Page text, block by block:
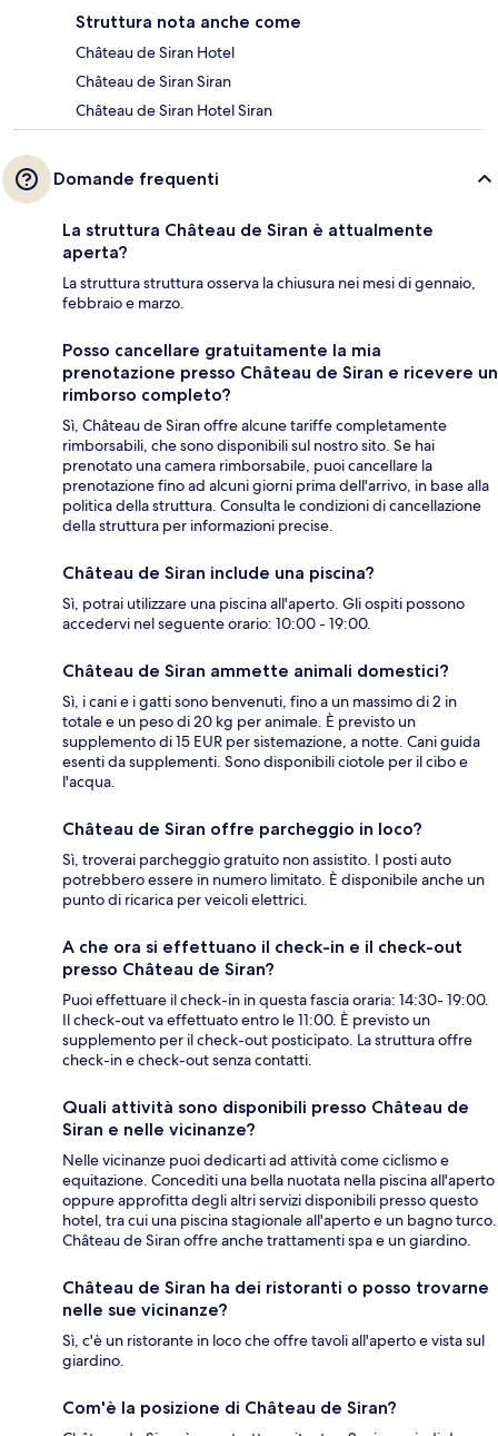
Struttura nota anche come
Château de Siran Hotel
Château de Siran Siran
Château de Siran Hotel Siran
Domande frequenti
La struttura Château de Siran è attualmente
aperta?
La struttura struttura osserva la chiusura nei mesi di gennaio,
febbraio e marzo.
Posso cancellare gratuitamente la mia
prenotazione presso Château de Siran e ricevere un
rimborso completo?
Sì, Château de Siran offre alcune tariffe completamente
rimborsabili, che sono disponibili sul nostro sito. Se hai
prenotato una camera rimborsabile, puoi cancellare la
prenotazione fino ad alcuni giorni prima dell'arrivo, in base alla
politica della struttura. Consulta le condizioni di cancellazione
della struttura per informazioni precise.
Château de Siran include una piscina?
Sì, potrai utilizzare una piscina all'aperto. Gli ospiti possono
accedervi nel seguente orario: 10:00 - 19:00.
Château de Siran ammette animali domestici?
Sì, i cani e i gatti sono benvenuti, fino a un massimo di 2 in
totale e un peso di 20 kg per animale. È previsto un
supplemento di 15 EUR per sistemazione, a notte. Cani guida
esenti da supplementi. Sono disponibili ciotole per il cibo e
l'acqua.
Château de Siran offre parcheggio in loco?
Sì, troverai parcheggio gratuito non assistito. I posti auto
potrebbero essere in numero limitato. È disponibile anche un
punto di ricarica per veicoli elettrici.
A che ora si effettuano il check-in e il check-out
presso Château de Siran?
Puoi effettuare il check-in in questa fascia oraria: 14:30- 19:00.
Il check-out va effettuato entro le 11:00. È previsto un
supplemento per il check-out posticipato. La struttura offre
check-in e check-out senza contatti.
Quali attività sono disponibili presso Château de
Siran e nelle vicinanze?
Nelle vicinanze puoi dedicarti ad attività come ciclismo e
equitazione. Concediti una bella nuotata nella piscina all'aperto
oppure approfitta degli altri servizi disponibili presso questo
hotel, tra cui una piscina stagionale all'aperto e un bagno turco.
Château de Siran offre anche trattamenti spa e un giardino.
Château de Siran ha dei ristoranti o posso trovarne
nelle sue vicinanze?
Sì, c'è un ristorante in loco che offre tavoli all'aperto e vista sul
giardino.
Com'è la posizione di Château de Siran?